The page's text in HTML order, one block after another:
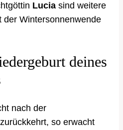
Lucia sind weitere
der Wintersonnenwende
deines
nach der
so erwacht